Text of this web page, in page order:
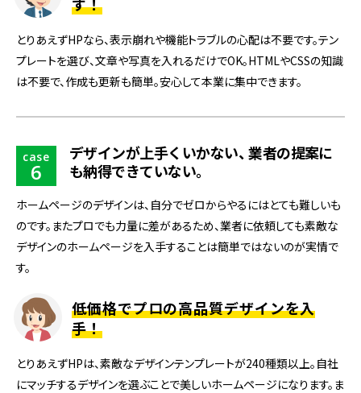
とりあえずHPなら、表示崩れや機能トラブルの心配は不要です。テン
プレートを選び、文章や写真を入れるだけでOK。HTMLやCSSの知識
は不要で、作成も更新も簡単。安心して本業に集中できます。
case
6
デザインが上手くいかない、業者の提案に
も納得できていない。
ホームページのデザインは、自分でゼロからやるにはとても難しいも
のです。またプロでも力量に差があるため、業者に依頼しても素敵な
デザインのホームページを入手することは簡単ではないのが実情で
す。
低価格でプロの高品質デザインを入
手！
とりあえずHPは、素敵なデザインテンプレートが240種類以上。自社
にマッチするデザインを選ぶことで美しいホームページになります。ま